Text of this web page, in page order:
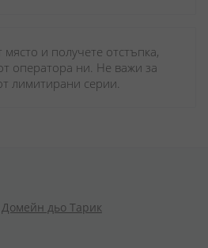
място и получете отстъпка,
оператора ни. Не важи за
лимитирани серии.
Домейн дьо Тарик